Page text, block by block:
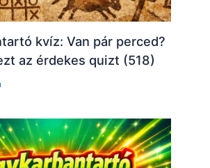
kvíz: Van pár perced?
az érdekes quizt (518)